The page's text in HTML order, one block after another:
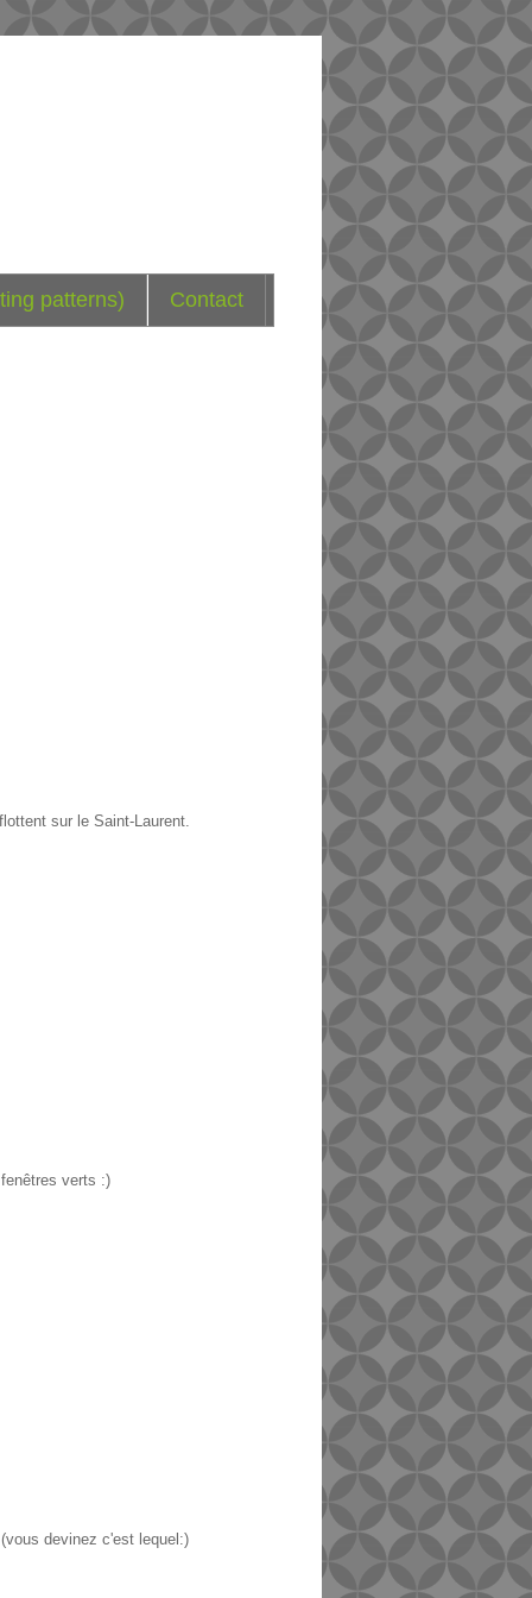
patterns) Contact
sur le Saint-Laurent.
verts :)
devinez c'est lequel:)